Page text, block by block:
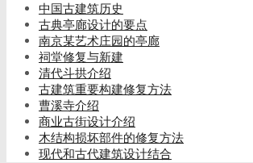
中国古建筑历史
古典亭廊设计的要点
南京某艺术庄园的亭廊
祠堂修复与新建
清代斗拱介绍
古建筑重要构建修复方法
曹溪寺介绍
商业古街设计介绍
木结构损坏部件的修复方法
现代和古代建筑设计结合